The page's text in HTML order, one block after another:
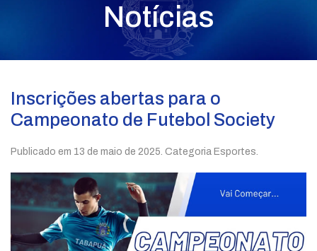
Notícias
Inscrições abertas para o
Campeonato de Futebol Society
Publicado em 13 de maio de 2025 . Categoria Esportes.